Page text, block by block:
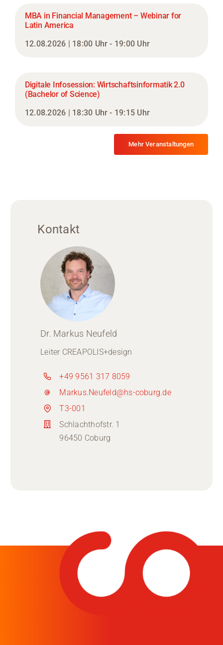
MBA in Financial Management – Webinar for
Latin America
12.08.2026 | 18:00 Uhr - 19:00 Uhr
Digitale Infosession: Wirtschaftsinformatik 2.0
(Bachelor of Science)
12.08.2026 | 18:30 Uhr - 19:15 Uhr
Mehr Veranstaltungen
Kontakt
Dr. Markus Neufeld
Leiter CREAPOLIS+design
+49 9561 317 8059
Markus.Neufeld@hs-coburg.de
T3-001
Schlachthofstr. 1
96450 Coburg